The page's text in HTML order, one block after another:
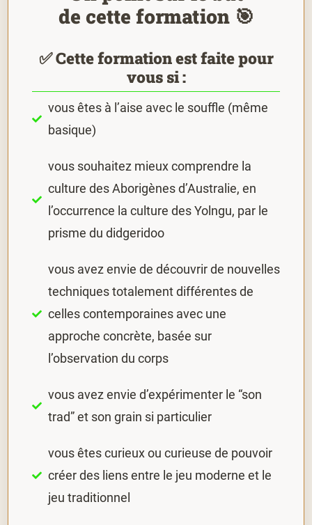
de cette formation 🎯
✅ Cette formation est faite pour
vous si :
vous êtes à l’aise avec le souffle (même
basique)
vous souhaitez mieux comprendre la
culture des Aborigènes d’Australie, en
l’occurrence la culture des Yolngu, par le
prisme du didgeridoo
vous avez envie de découvrir de nouvelles
techniques totalement différentes de
celles contemporaines avec une
approche concrète, basée sur
l’observation du corps
vous avez envie d’expérimenter le “son
trad” et son grain si particulier
vous êtes curieux ou curieuse de pouvoir
créer des liens entre le jeu moderne et le
jeu traditionnel